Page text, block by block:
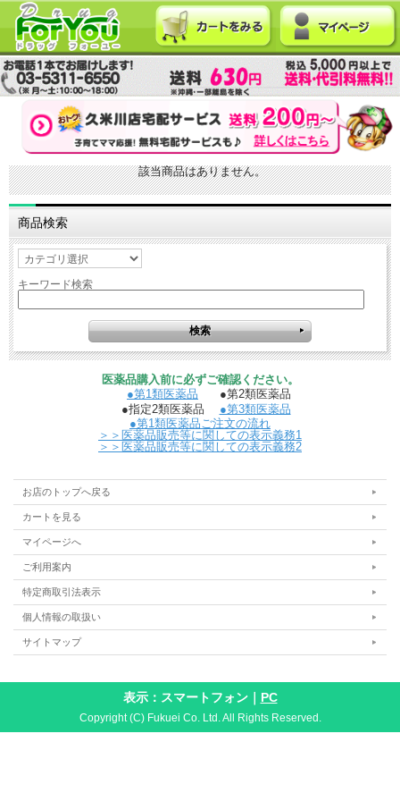
該当商品はありません。
商品検索
キーワード検索
医薬品購入前に必ずご確認ください。
●第1類医薬品
●第2類医薬品
●指定2類医薬品
●第3類医薬品
●第1類医薬品ご注文の流れ
＞＞医薬品販売等に関しての表示義務1
＞＞医薬品販売等に関しての表示義務2
お店のトップへ戻る
カートを見る
マイページへ
ご利用案内
特定商取引法表示
個人情報の取扱い
サイトマップ
表示：スマートフォン｜ PC
Copyright (C) Fukuei Co. Ltd. All Rights Reserved.